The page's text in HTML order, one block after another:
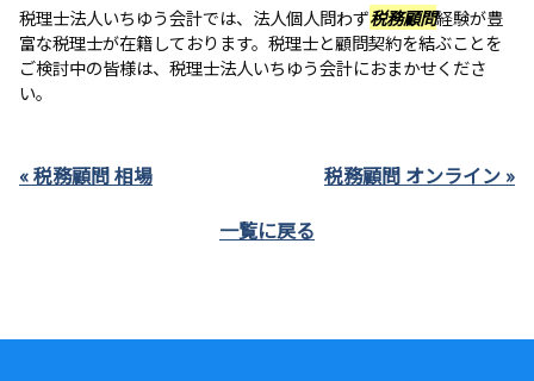
税理士法人いちゆう会計では、法人個人問わず税務顧問経験が豊
富な税理士が在籍しております。税理士と顧問契約を結ぶことを
ご検討中の皆様は、税理士法人いちゆう会計におまかせくださ
い。
« 税務顧問 相場
税務顧問 オンライン »
一覧に戻る